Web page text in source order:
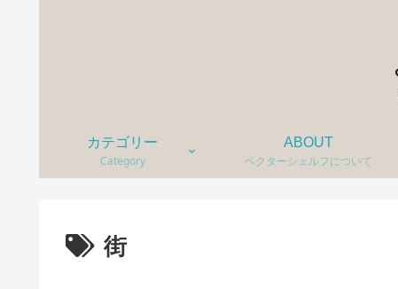
カテゴリー
Category
ABOUT
ベクターシェルフについて
街